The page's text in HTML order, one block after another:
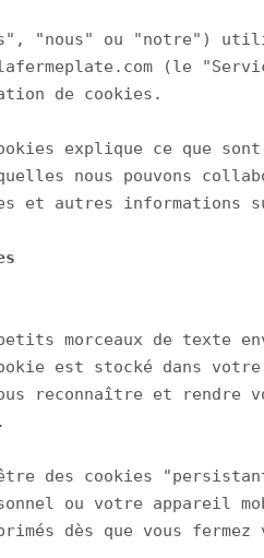
"nous" ou "notre")
(le
de cookies.
explique ce que
nous pouvons
et autres informations
morceaux de texte
est stocké dans votre
reconnaître et
être des cookies
ou votre appareil
dès que vous fermez